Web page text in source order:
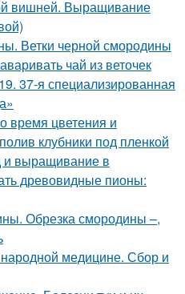
вишней. Выращивание
Ветки черной смородины
чай из веточек
37-я специализированная
время цветения и
клубники под пленкой
и выращивание в
древовидные пионы:
Обрезка смородины –,
медицине. Сбор и